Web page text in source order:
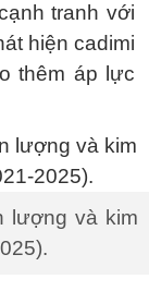
tranh với
hiện cadimi
thêm áp lực
lượng và kim